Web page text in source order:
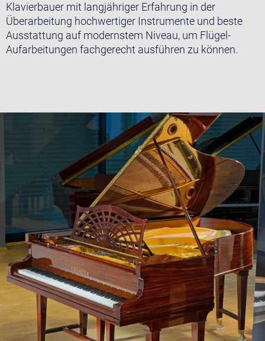
Klavierbauer mit langjähriger Erfahrung in der
Überarbeitung hochwertiger Instrumente und beste
Ausstattung auf modernstem Niveau, um Flügel-
Aufarbeitungen fachgerecht ausführen zu können.